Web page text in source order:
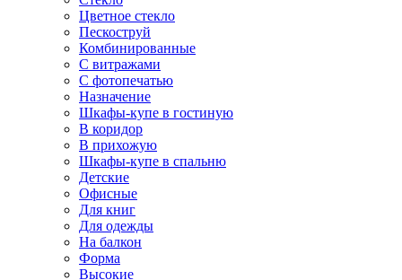
Цветное стекло
Пескоструй
Комбинированные
С витражами
С фотопечатью
Назначение
Шкафы-купе в гостиную
В коридор
В прихожую
Шкафы-купе в спальню
Детские
Офисные
Для книг
Для одежды
На балкон
Форма
Высокие